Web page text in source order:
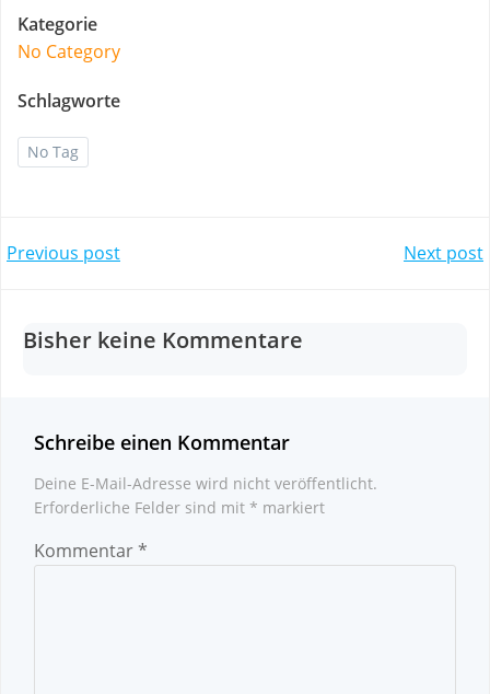
Kategorie
No Category
Schlagworte
No Tag
Post
navigation
Previous post
navigation
Next post
Bisher keine Kommentare
Schreibe einen Kommentar
Deine E-Mail-Adresse wird nicht veröffentlicht.
Erforderliche Felder sind mit * markiert
Kommentar*